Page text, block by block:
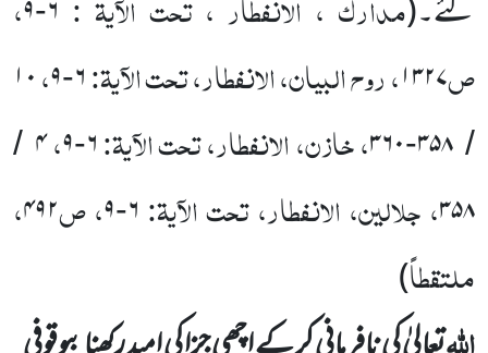
گئے۔( ۶-۹
ص۱۳۲۷، روح البیان، الانفطار، تحت الآیۃ:۶-۹،۱۰
/۳۵۸-۳۶۰، خازن، الانفطار، تحت الآیۃ:۶-۹،۴ /
۳۵۸، جلالین، الانفطار، تحت الآیۃ: ۶-۹، ص۴۹۲،
ملتقطاً)